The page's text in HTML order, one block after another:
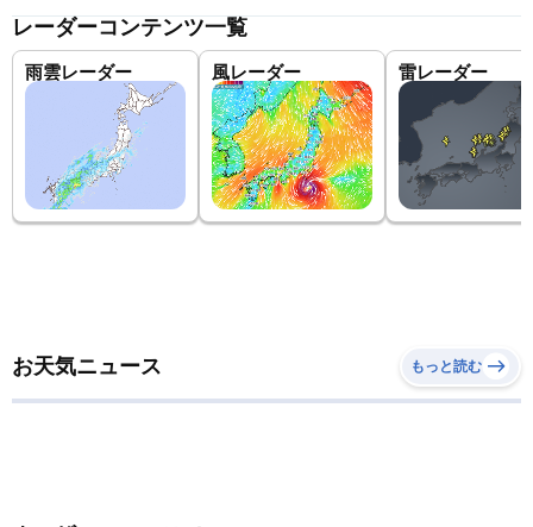
レーダーコンテンツ一覧
雨雲レーダー 風レーダー 雷レーダー
お天気ニュース もっと読む